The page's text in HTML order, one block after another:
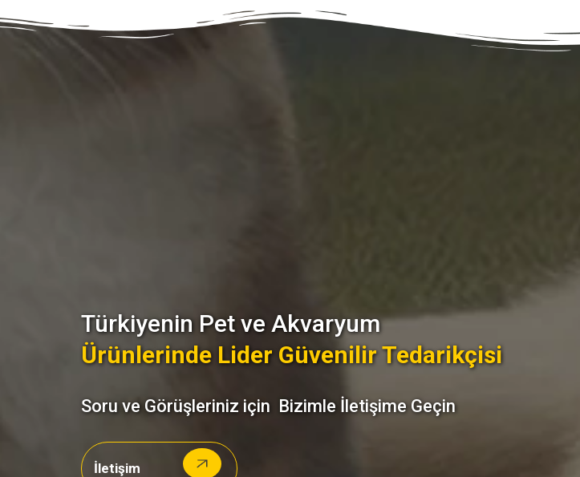
Türkiyenin Pet ve Akvaryum
Ürünlerinde Lider Güvenilir Tedarikçisi
Soru ve Görüşleriniz için Bizimle İletişime Geçin
İletişim